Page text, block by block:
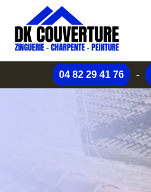
04 82 29 41 76 -